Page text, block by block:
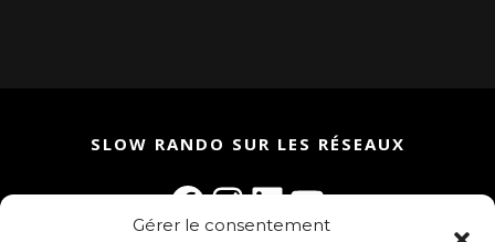
Gérer le consentement
SLOW RANDO SUR LES RÉSEAUX
Facebook
Instagram
LinkedIn
YouTube